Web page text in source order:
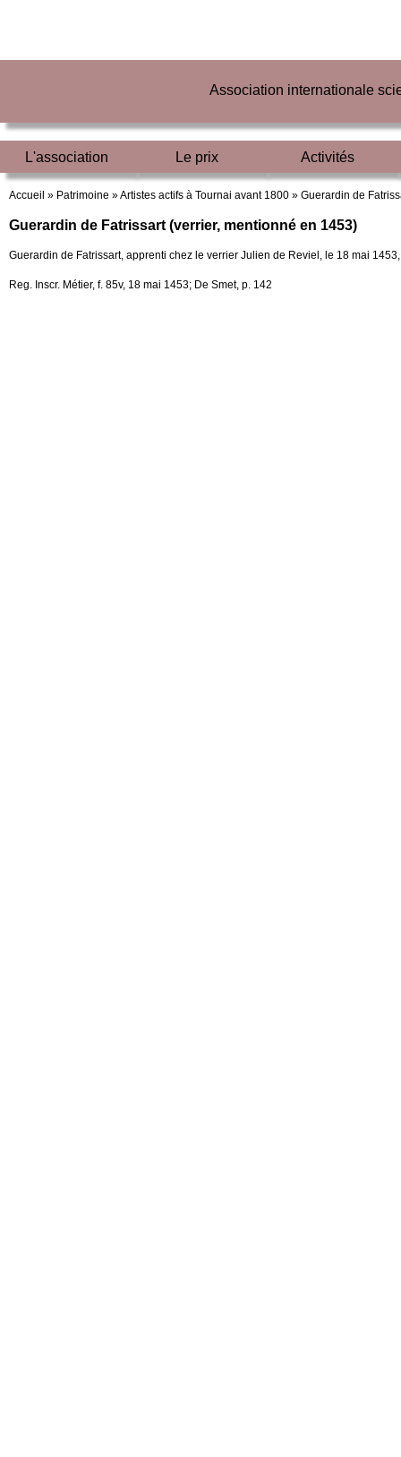
Association internationale
L'association Le prix Activités
Accueil » Patrimoine »Artistes actifs à Tournai avant 1800 » Guerardin de
Guerardin de Fatrissart (verrier, mentionné en 1453)
Guerardin de Fatrissart, apprenti chez le verrier Julien de Reviel, le 18 mai
Reg. Inscr. Métier, f. 85v, 18 mai 1453; De Smet, p. 142